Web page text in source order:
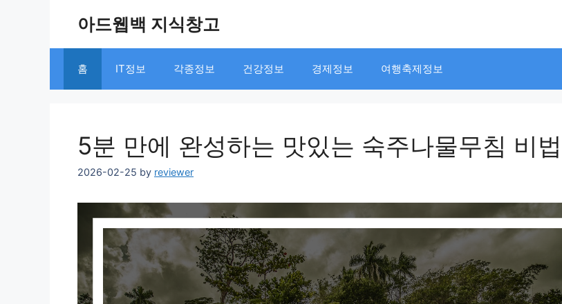
아드웹백 지식창고
홈 IT정보 각종정보 건강정보 경제정보 여행축제정보
5분 만에 완성하는 맛있는 숙주나물무침 비법
2026-02-25 by reviewer